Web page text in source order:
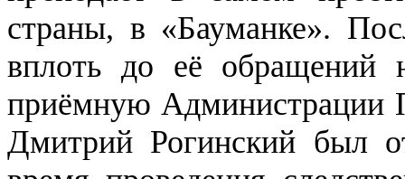
страны, в «Бауманке».
вплоть до её обращений
приёмную Администрации
Дмитрий Рогинский был